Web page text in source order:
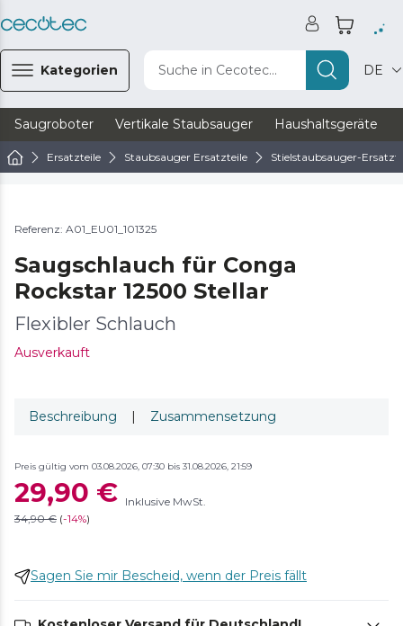
Kategorien Suche in Cecotec... DE
Saugroboter Vertikale Staubsauger Haushaltsgeräte
Ersatzteile Staubsauger Ersatzteile Stielstaubsauger-
Referenz: A01_EU01_101325
Saugschlauch für Conga
Rockstar 12500 Stellar
Flexibler Schlauch
Ausverkauft
Beschreibung | Zusammensetzung
Preis gültig vom 03.08.2026, 07:30 bis 31.08.2026, 21:59
29,90 € Inklusive MwSt.
34,90 € (-14%)
Sagen Sie mir Bescheid, wenn der Preis fällt